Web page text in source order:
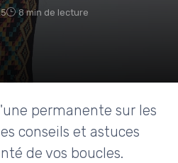
8 min de lecture
permanente sur les
conseils et astuces
de vos boucles.